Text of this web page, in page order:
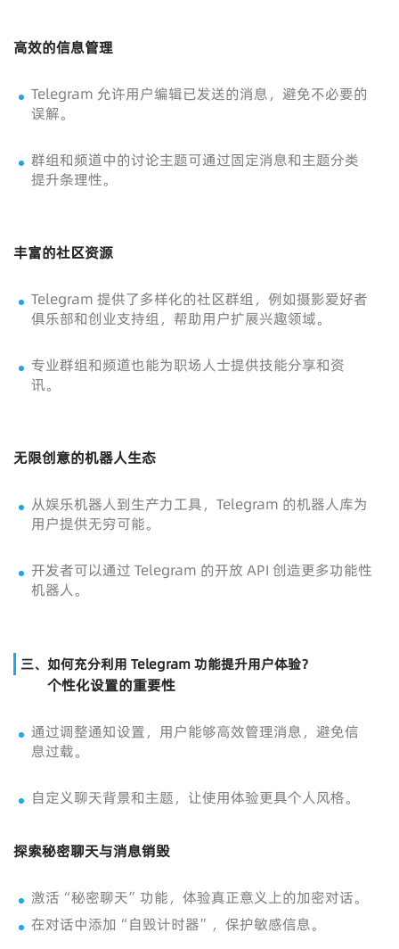
高效的信息管理
Telegram 允许用户编辑已发送的消息，避免不必要的
误解。
群组和频道中的讨论主题可通过固定消息和主题分类
提升条理性。
丰富的社区资源
Telegram 提供了多样化的社区群组，例如摄影爱好者
俱乐部和创业支持组，帮助用户扩展兴趣领域。
专业群组和频道也能为职场人士提供技能分享和资
讯。
无限创意的机器人生态
从娱乐机器人到生产力工具，Telegram 的机器人库为
用户提供无穷可能。
开发者可以通过 Telegram 的开放 API 创造更多功能性
机器人。
三、如何充分利用 Telegram 功能提升用户体验？
个性化设置的重要性
通过调整通知设置，用户能够高效管理消息，避免信
息过载。
自定义聊天背景和主题，让使用体验更具个人风格。
探索秘密聊天与消息销毁
激活“秘密聊天”功能，体验真正意义上的加密对话。
在对话中添加“自毁计时器”，保护敏感信息。